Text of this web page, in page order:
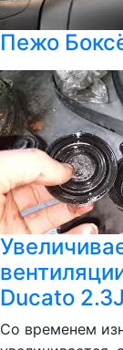
Пежо
Ducato
Со временем